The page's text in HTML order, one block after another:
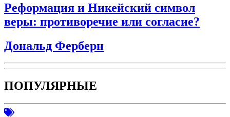
Реформация и Никейский символ
веры: противоречие или согласие?
Дональд Ферберн
ПОПУЛЯРНЫЕ